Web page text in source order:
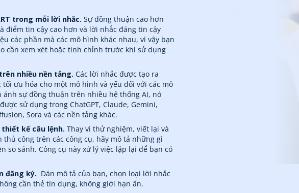
trong mỗi lời nhắc. Sự đồng thuận cao hơn
điểm tin cậy cao hơn và lời nhắc đáng tin cậy
các phần mà các mô hình khác nhau, vì vậy bạn
cần xem xét hoặc tinh chỉnh trước khi sử dụng
nhiều nền tảng. Các lời nhắc được tạo ra
tối ưu hóa cho một mô hình và yếu đối với các mô
ánh sự đồng thuận trên nhiều hệ thống AI, nó
sử dụng trong ChatGPT, Claude, Gemini,
Sora và các nền tảng khác.
kế câu lệnh. Thay vì thử nghiệm, viết lại và
thủ công trên các công cụ, hãy mô tả những gì
so sánh. Công cụ này xử lý việc lặp lại để bạn có
đăng ký. ‎ Dán mô tả của bạn, chọn loại lời nhắc
cần thẻ tín dụng, không giới hạn ẩn.